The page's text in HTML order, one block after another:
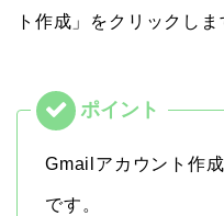
ト作成」をクリックしま
Gmailアカウント作
です。